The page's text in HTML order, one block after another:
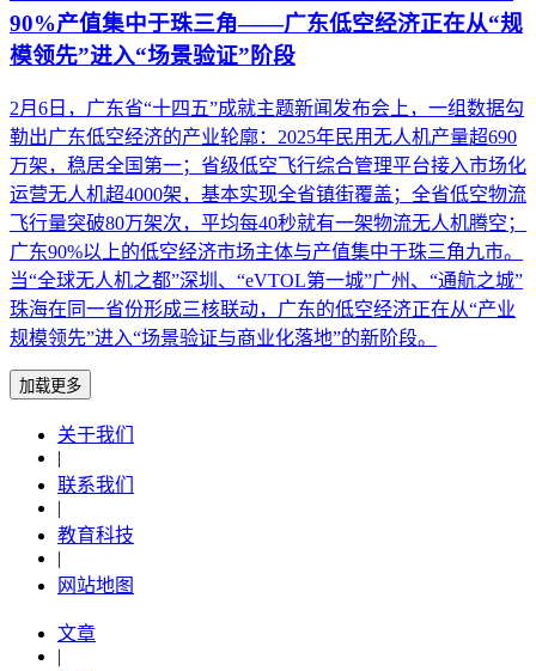
90%产值集中于珠三角——广东低空经济正在从“规
模领先”进入“场景验证”阶段
2月6日，广东省“十四五”成就主题新闻发布会上，一组数据勾
勒出广东低空经济的产业轮廓：2025年民用无人机产量超690
万架，稳居全国第一；省级低空飞行综合管理平台接入市场化
运营无人机超4000架，基本实现全省镇街覆盖；全省低空物流
飞行量突破80万架次，平均每40秒就有一架物流无人机腾空；
广东90%以上的低空经济市场主体与产值集中于珠三角九市。
当“全球无人机之都”深圳、“eVTOL第一城”广州、“通航之城”
珠海在同一省份形成三核联动，广东的低空经济正在从“产业
规模领先”进入“场景验证与商业化落地”的新阶段。
加载更多
关于我们
|
联系我们
|
教育科技
|
网站地图
文章
|